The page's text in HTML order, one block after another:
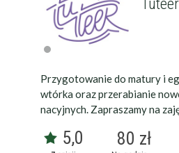
Tuteer
Przygotowanie do matury i
wtórka oraz przerabianie
nacyjnych. Zapraszamy na
5,0 80 zł